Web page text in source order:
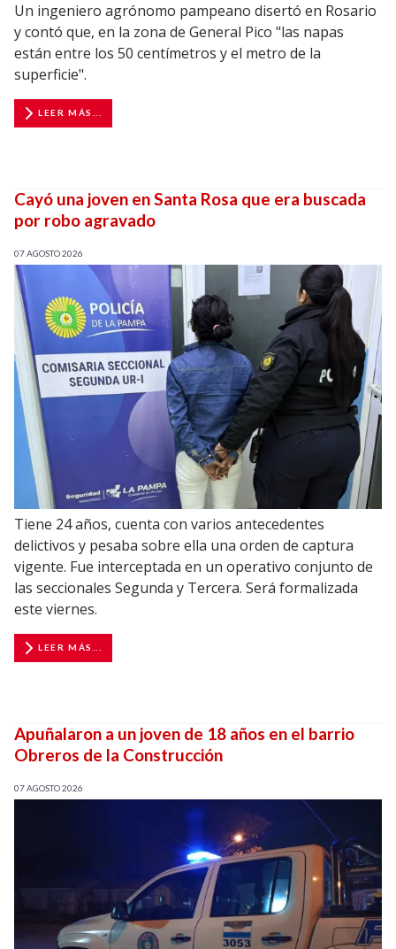
Un ingeniero agrónomo pampeano disertó en Rosario
y contó que, en la zona de General Pico "las napas
están entre los 50 centímetros y el metro de la
superficie".
LEER MÁS...
Cayó una joven en Santa Rosa que era buscada
por robo agravado
07 AGOSTO 2026
Tiene 24 años, cuenta con varios antecedentes
delictivos y pesaba sobre ella una orden de captura
vigente. Fue interceptada en un operativo conjunto de
las seccionales Segunda y Tercera. Será formalizada
este viernes.
LEER MÁS...
Apuñalaron a un joven de 18 años en el barrio
Obreros de la Construcción
07 AGOSTO 2026